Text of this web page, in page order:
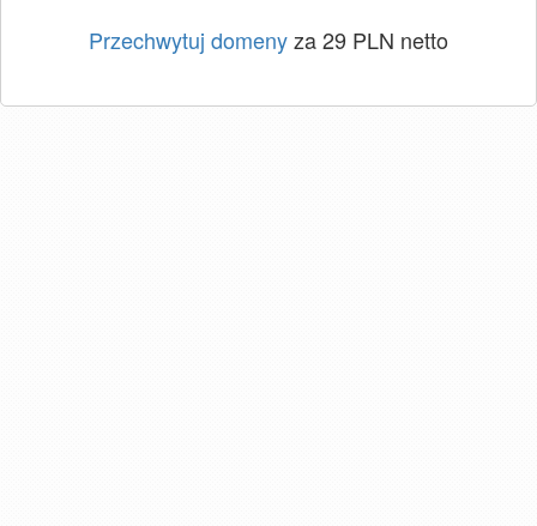
Przechwytuj domenyza 29 PLN netto